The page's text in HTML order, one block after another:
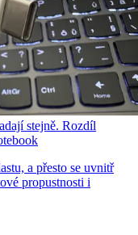
stejně. Rozdíl
a přesto se uvnitř
propustnosti i